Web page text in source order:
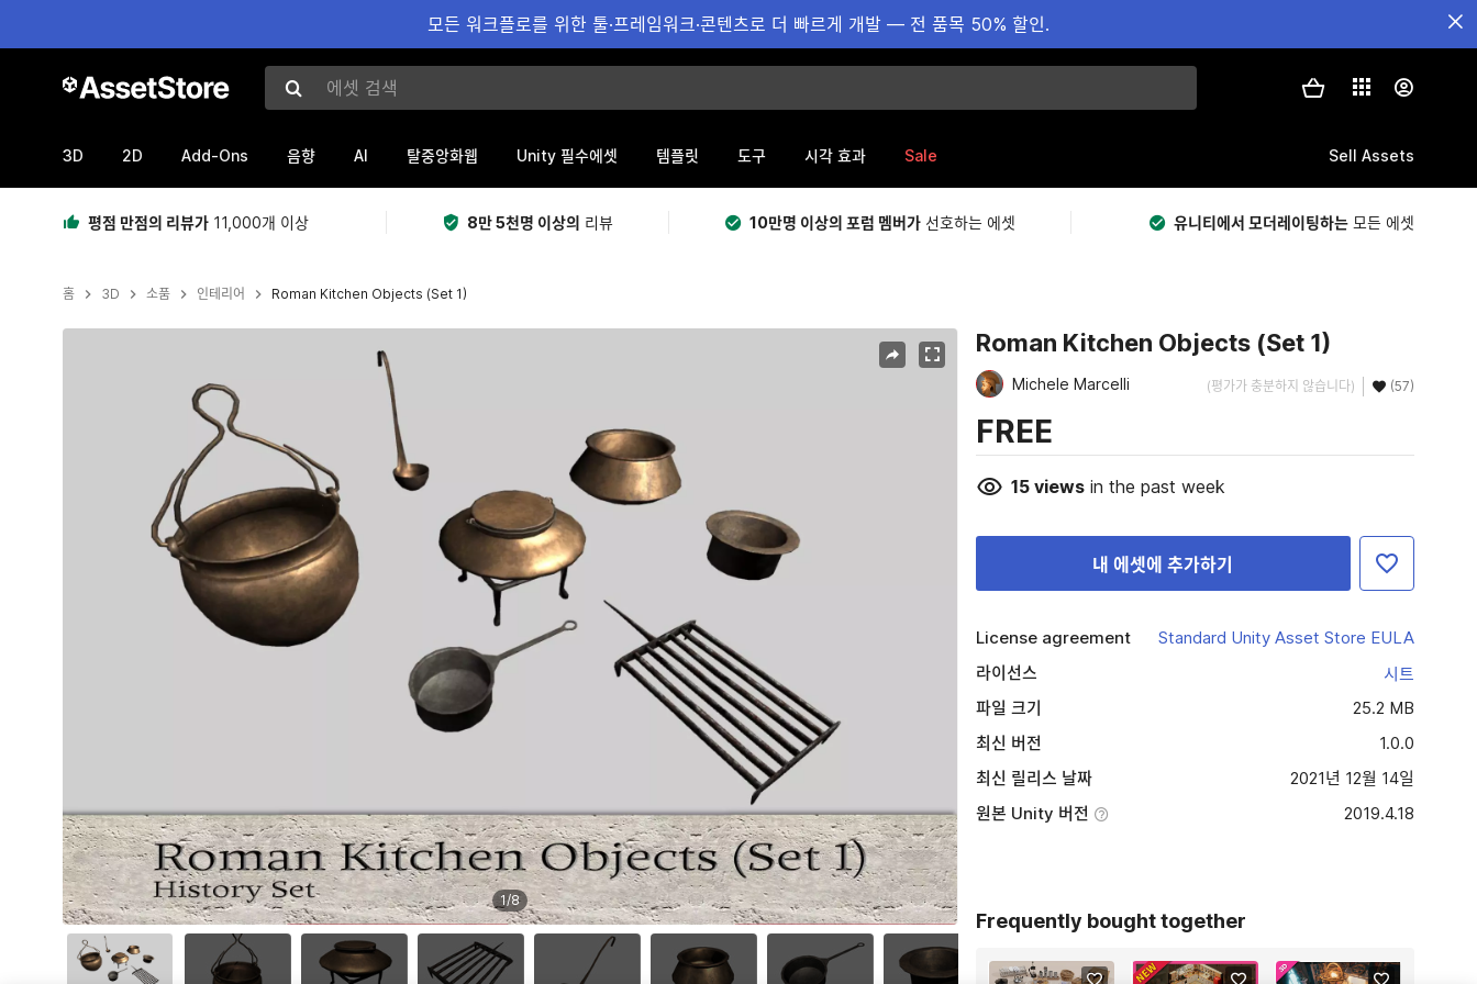
모든 워크플로를 위한 툴·프레임워크·콘텐츠로 더 빠르게 개발 — 전 품목 50% 할인.
에셋 검색
3D 2D Add-Ons 음향 AI 탈중앙화웹 Unity 필수에셋 템플릿 도구 시각 효과 Sale Sell Assets
평점 만점의 리뷰가 11,000개 이상 8만 5천명 이상의 리뷰 10만명 이상의 포럼 멤버가 선호하는 에셋 유니티에서 모더레이팅하는 모든 에셋
홈 3D 소품 인테리어 Roman Kitchen Objects (Set 1)
1/8
Roman Kitchen Objects (Set 1)
Michele Marcelli (평가가 충분하지 않습니다) (57)
FREE
15viewsin the past week
내 에셋에 추가하기
License agreement
Standard Unity Asset Store EULA
라이선스
시트
파일 크기
25.2 MB
최신 버전
1.0.0
최신 릴리스 날짜
2021년 12월 14일
원본 Unity 버전
2019.4.18
Frequently bought together